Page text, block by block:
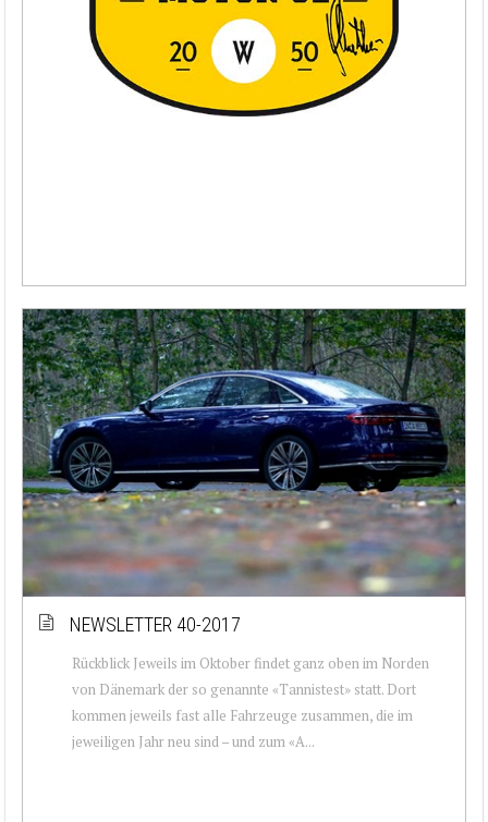
NEWSLETTER 40-2017
Rückblick Jeweils im Oktober findet ganz oben im Norden
von Dänemark der so genannte «Tannistest» statt. Dort
kommen jeweils fast alle Fahrzeuge zusammen, die im
jeweiligen Jahr neu sind – und zum «A...